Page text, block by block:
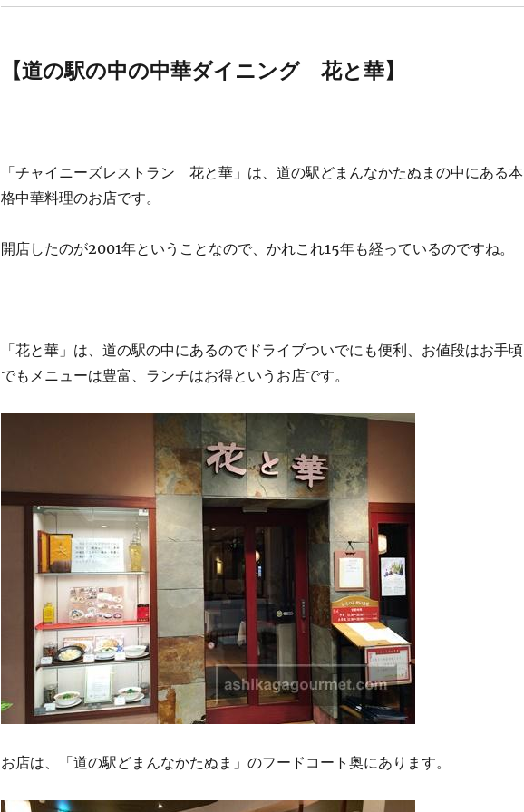
【道の駅の中の中華ダイニング 花と華】
「チャイニーズレストラン 花と華」は、道の駅どまんなかたぬまの中にある本
格中華料理のお店です。
開店したのが2001年ということなので、かれこれ15年も経っているのですね。
「花と華」は、道の駅の中にあるのでドライブついでにも便利、お値段はお手頃
でもメニューは豊富、ランチはお得というお店です。
お店は、「道の駅どまんなかたぬま」のフードコート奥にあります。